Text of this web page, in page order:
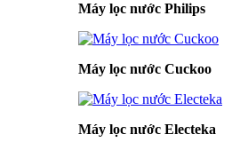
Máy lọc nước Philips
Máy lọc nước Cuckoo
Máy lọc nước Electeka